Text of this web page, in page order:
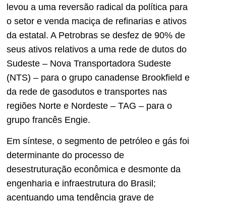
levou a uma reversão radical da política para
o setor e venda maciça de refinarias e ativos
da estatal. A Petrobras se desfez de 90% de
seus ativos relativos a uma rede de dutos do
Sudeste – Nova Transportadora Sudeste
(NTS) – para o grupo canadense Brookfield e
da rede de gasodutos e transportes nas
regiões Norte e Nordeste – TAG – para o
grupo francês Engie.
Em síntese, o segmento de petróleo e gás foi
determinante do processo de
desestruturação econômica e desmonte da
engenharia e infraestrutura do Brasil;
acentuando uma tendência grave de